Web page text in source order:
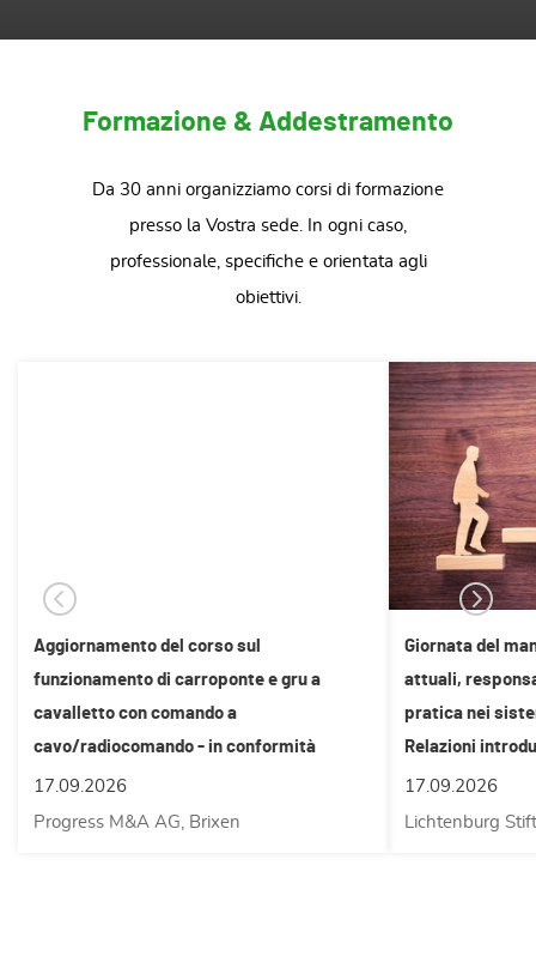
Formazione & Addestramento
Da 30 anni organizziamo corsi di formazione
presso la Vostra sede. In ogni caso,
professionale, specifiche e orientata agli
obiettivi.
Aggiornamento del corso sul
funzionamento di carroponte e gru a
cavalletto con comando a
cavo/radiocomando - in conformità
all'Accordo Stato-Regione n. 59 del
17.04.2025
17.09.2026
Progress M&A AG, Brixen
Giornata del
attuali,
pratica nei
Relazioni
gestione
17.09.2026
Lichtenburg